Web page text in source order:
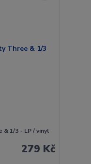
1/3 - LP / vinyl
279 Kč